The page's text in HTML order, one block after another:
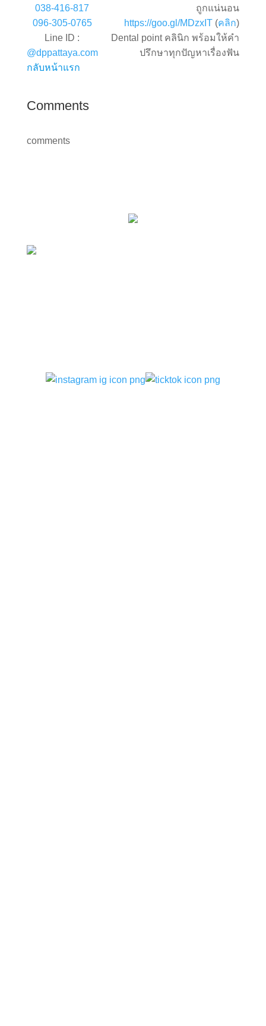
038-416-817
096-305-0765
Line ID :
@dppattaya.com
ถูกแน่นอน
https://goo.gl/MDzxIT (คลิก)
Dental point คลินิก พร้อมให้คำ
ปรึกษาทุกปัญหาเรื่องฟัน
กลับหน้าแรก
Comments
comments